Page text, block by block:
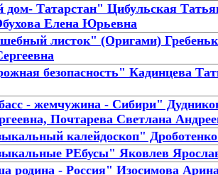
Татарстан" Цибульская
Елена Юрьевна
листок" (Оригами)
безопасность" Кадинцева
- жемчужина - Сибири"
Почтарева Светлана
калейдоскоп"
РЕбусы" Яковлев
родина - Россия" Изосимова